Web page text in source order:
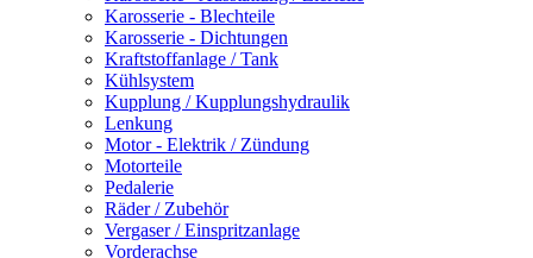
Karosserie - Blechteile
Karosserie - Dichtungen
Kraftstoffanlage / Tank
Kühlsystem
Kupplung / Kupplungshydraulik
Lenkung
Motor - Elektrik / Zündung
Motorteile
Pedalerie
Räder / Zubehör
Vergaser / Einspritzanlage
Vorderachse